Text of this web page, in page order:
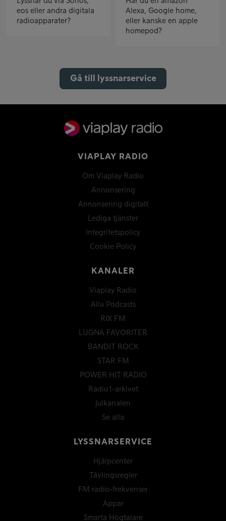
eos eller andra digitala
radioapparater?
Alexa, Google home,
eller kanske en apple
homepod?
Gå till lyssnarservice
VIAPLAY RADIO
Om Viaplay Radio
Annonsering
Annonsering digitalt
Lediga tjänster
Integritetspolicy
Cookie Policy
KANALER
Viaplay Radio
Alla Podcasts
RIX FM
LUGNA FAVORITER
BANDIT ROCK
STAR FM
POWER HIT RADIO
Radio1-arkivet
Julkanalen
Se alla
LYSSNARSERVICE
Hjälpcenter
Tävlingsregler
FM radio-frekvenser
Appar
Smarta Högtalare